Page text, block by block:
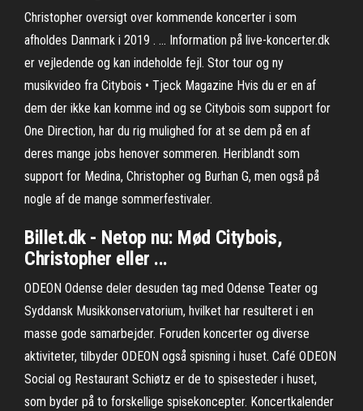
Christopher oversigt over kommende koncerter i som
afholdes Danmark i 2019 . ... Information på live-koncerter.dk
er vejledende og kan indeholde fejl. Stor tour og ny
musikvideo fra Citybois • Tjeck Magazine Hvis du er en af
dem der ikke kan komme ind og se Citybois som support for
One Direction, har du rig mulighed for at se dem på en af
deres mange jobs henover sommeren. Heriblandt som
support for Medina, Christopher og Burhan G, men også på
nogle af de mange sommerfestivaler.
Billet.dk - Netop nu: Mød Citybois,
Christopher eller ...
ODEON Odense deler desuden tag med Odense Teater og
Syddansk Musikkonservatorium, hvilket har resulteret i en
masse gode samarbejder. Foruden koncerter og diverse
aktiviteter, tilbyder ODEON også spisning i huset. Café ODEON
Social og Restaurant Schiøtz er de to spisesteder i huset,
som byder på to forskellige spisekoncepter. Koncertkalender